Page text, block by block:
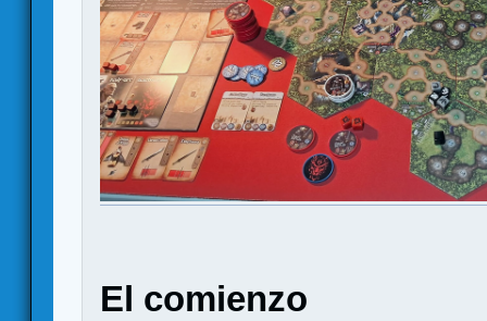
El comienzo